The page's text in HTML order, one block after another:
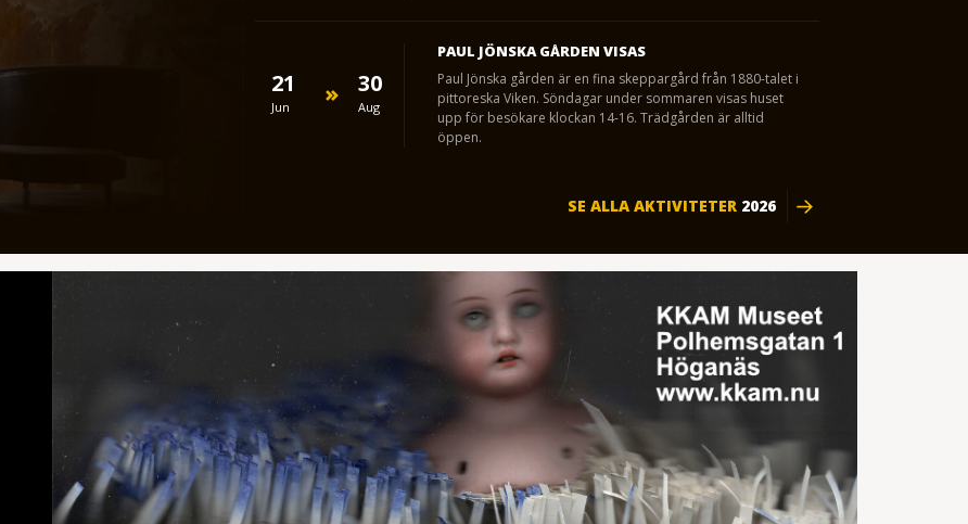
21
Jun
30
Aug
PAUL JÖNSKA GÅRDEN VISAS
Paul Jönska gården är en fina skeppargård från 1880-talet i
pittoreska Viken. Söndagar under sommaren visas huset
upp för besökare klockan 14-16. Trädgården är alltid
öppen.
SE ALLA AKTIVITETER 2026